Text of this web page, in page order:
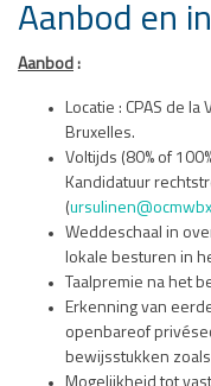
Aanbod en
Aanbod :
Locatie : CPAS de
Bruxelles.
Voltijds (80% of
Kandidatuur
(
Weddeschaal in
lokale besturen in
Taalpremie na het
Erkenning van
openbareof
bewijsstukken